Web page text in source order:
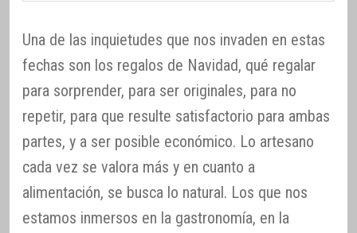
Una de las inquietudes que nos invaden en estas
fechas son los regalos de Navidad, qué regalar
para sorprender, para ser originales, para no
repetir, para que resulte satisfactorio para ambas
partes, y a ser posible económico. Lo artesano
cada vez se valora más y en cuanto a
alimentación, se busca lo natural. Los que nos
estamos inmersos en la gastronomía, en la